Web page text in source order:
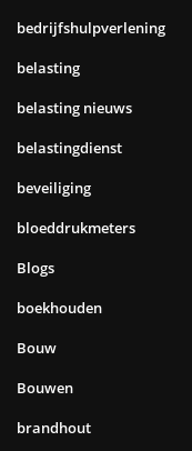
bedrijfshulpverlening
belasting
belasting nieuws
belastingdienst
beveiliging
bloeddrukmeters
Blogs
boekhouden
Bouw
Bouwen
brandhout